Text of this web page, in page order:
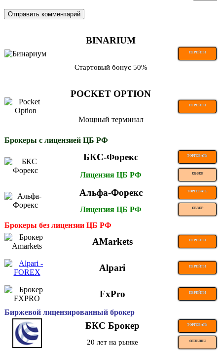
BINARIUM
ПЕРЕЙТИ
Стартовый бонус 50%
POCKET OPTION
ПЕРЕЙТИ
Мощный терминал
Брокеры с лицензией ЦБ РФ
БКС-Форекс ТОРГОВАТЬ
Лицензия ЦБ РФ ОБЗОР
Альфа-Форекс ТОРГОВАТЬ
Лицензия ЦБ РФ ОБЗОР
Брокеры без лицензии ЦБ РФ
AMarkets ПЕРЕЙТИ
Alpari ПЕРЕЙТИ
FxPro ПЕРЕЙТИ
Биржевой лицензированный брокер
БКС Брокер ТОРГОВАТЬ
20 лет на рынке ОТЗЫВЫ